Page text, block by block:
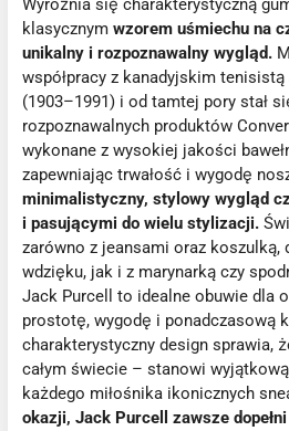
Wyróżnia się charakterystyczną
klasycznymwzorem uśmiechu na
unikalny i rozpoznawalny wygląd.
współpracy z kanadyjskim
(1903–1991) i od tamtej pory stał
rozpoznawalnych produktów
wykonane z wysokiej jakości
zapewniając trwałość i wygodę
minimalistyczny, stylowy wygląd
i pasującymi do wielu stylizacji.
zarówno z jeansami oraz koszulką,
wdzięku, jak i z marynarką czy
Jack Purcell to idealne obuwie dla
prostotę, wygodę i ponadczasową
charakterystyczny design sprawia,
całym świecie – stanowi
każdego miłośnika ikonicznych
okazji, Jack Purcell zawsze